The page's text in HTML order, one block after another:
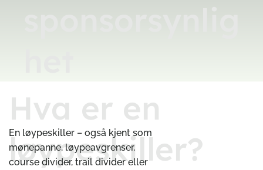
Hva er en
løypeskiller?
En løypeskiller – også kjent som
mønepanne, løypeavgrenser,
course divider, trail divider eller